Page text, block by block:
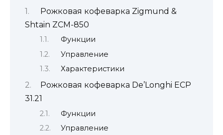
Рожковая кофеварка Zigmund &
Shtain ZCM-850
Функции
Управление
Характеристики
Рожковая кофеварка De’Longhi ECP
31.21
Функции
Управление